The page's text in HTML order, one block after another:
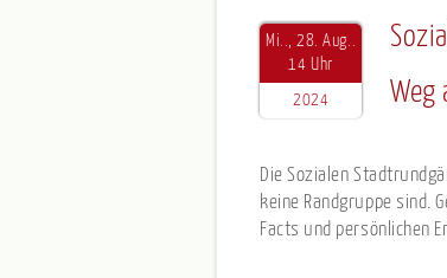
Mi.., 28. Aug..
14 Uhr
2024
Weg
Die Sozialen
keine Randgruppe sind.
Facts und persönlichen